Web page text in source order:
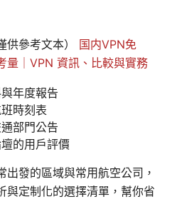
供參考文本） 国内VPN免
量｜VPN 資訊、比較與實務
年度報告
時刻表
部門公告
的用戶評價
發的區域與常用航空公司，
與定制化的選擇清單，幫你省